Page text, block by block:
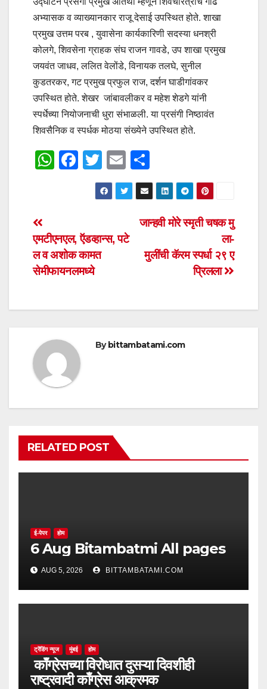
अभ्यासक व व्याख्यानकार राजू देसाई उपस्थित होते. शाखा
प्रमुख उत्तम परब , युवासेना कार्यकारिणी सदस्या धनश्री
कोलगे, शिवसेना ग्राहक संघ राजन गावडे, उप शाखा प्रमुख
जयवंत जाधव, ललित वेलोंडे, विनायक तलघे, सुनील
कुडतरकर, गट प्रमुख प्रफुल राज, दर्शन घाडीगांवकर
उपस्थित होते. शेखर जांबावलीकर व महेश शेडगे यांनी
स्पर्धेच्या नियोजनाची धुरा संभाळली. या प्रसंगी निष्ठावंत
शिवसैनिक व स्पर्धक मोठया संख्येने उपस्थित होते.
W
A
p
p
F
b
o
o
T
wi
tt
E
m
ail
h
ar
e
Post
navigation
जान्हवी मोरे स्मृती चषक मु
ला-
मुलींची कॅरम स्पर्धा २९ ए
प्रिलला
एमटीएनएल, ऍडव्हान्स, पटे
ल व अशोक कामत
सेमीफायनलमध्ये
Bybittambatami.com
RELATED POST
ई-पेपर होम
6 Aug Bitambatmi All pages
AUG 5, 2026 BITTAMBATAMI.COM
ट्रेंडिंग न्यूज मुंबई होम
काँग्रेसच्या विरोधात दुसऱ्या दिवशीही
राष्ट्रवादी काँग्रेस आक्रमक